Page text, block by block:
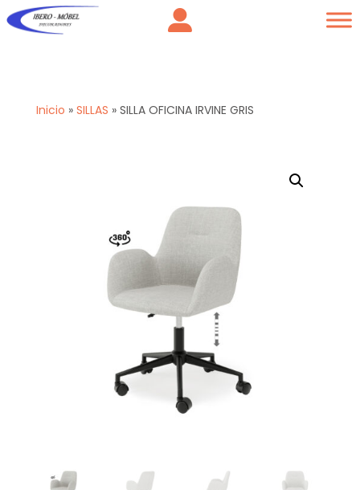
Inicio » SILLAS » SILLA OFICINA IRVINE GRIS